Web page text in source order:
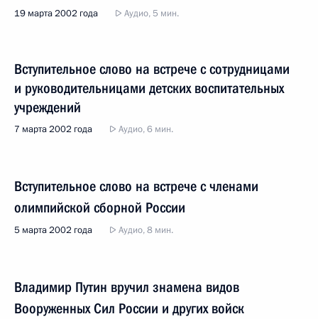
19 марта 2002 года Аудио, 5 мин.
Вступительное слово на встрече с сотрудницами
и руководительницами детских воспитательных
учреждений
7 марта 2002 года Аудио, 6 мин.
Вступительное слово на встрече с членами
олимпийской сборной России
5 марта 2002 года Аудио, 8 мин.
Владимир Путин вручил знамена видов
Вооруженных Сил России и других войск